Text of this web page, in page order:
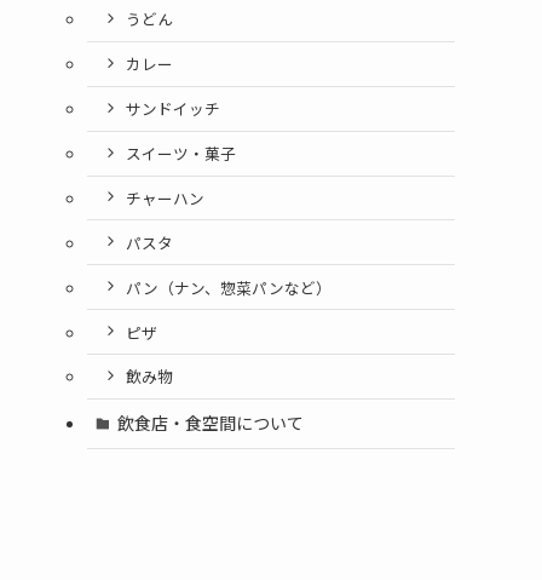
うどん
カレー
サンドイッチ
スイーツ・菓子
チャーハン
パスタ
パン（ナン、惣菜パンなど）
ピザ
飲み物
飲食店・食空間について